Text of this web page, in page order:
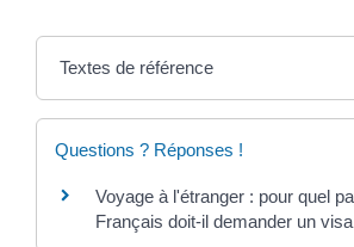
Textes de référence
Questions ? Réponses !
Voyage à l'étranger : pour quel
Français doit-il demander un